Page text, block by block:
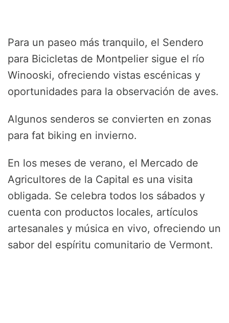
Para un paseo más tranquilo, el Sendero
para Bicicletas de Montpelier sigue el río
Winooski, ofreciendo vistas escénicas y
oportunidades para la observación de aves.
Algunos senderos se convierten en zonas
para fat biking en invierno.
En los meses de verano, el Mercado de
Agricultores de la Capital es una visita
obligada. Se celebra todos los sábados y
cuenta con productos locales, artículos
artesanales y música en vivo, ofreciendo un
sabor del espíritu comunitario de Vermont.